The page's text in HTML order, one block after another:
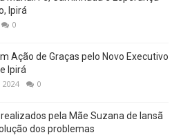
Ipirá
0
Ação de Graças pelo Novo Executivo
Ipirá
0
pela Mãe Suzana de Iansã
dos problemas